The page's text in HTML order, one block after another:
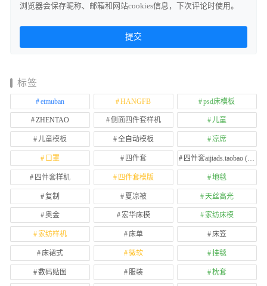
浏览器会保存昵称、邮箱和网站cookies信息，下次评论时使用。
标签
etmuban HANGFB psd床模板
ZHENTAO 侧面四件套样机 儿童
儿童模板 全自动模板 凉席
口罩 四件套 四件套aijiads.taobao (1639)
四件套样机 四件套模版 地毯
复制 夏凉被 天丝高光
奥金 宏华床模 家纺床模
家纺样机 床单 床笠
床裙式 微软 挂毯
数码贴图 服装 枕套